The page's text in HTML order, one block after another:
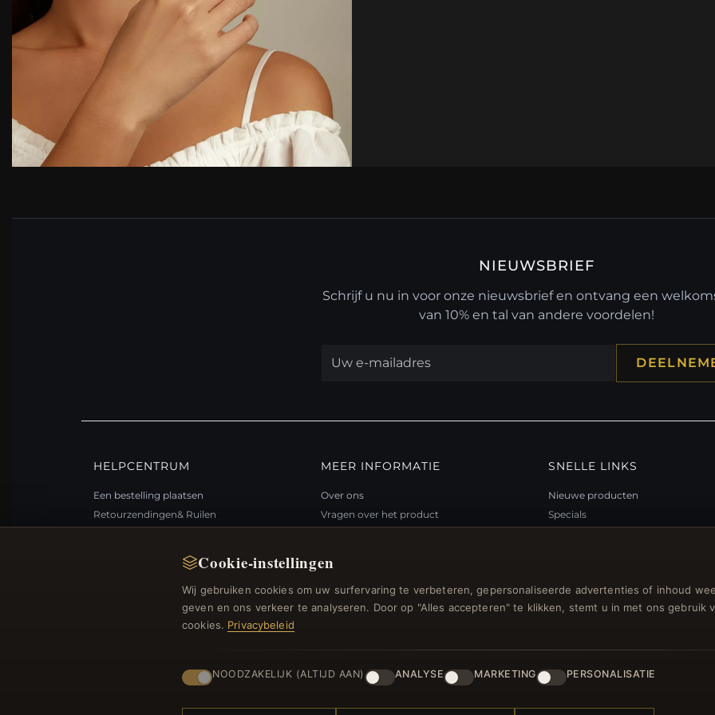
Cookie-instellingen
Wij gebruiken cookies om uw surfervaring te verbeteren, gepersonaliseerde advertenties of inhoud
geven en ons verkeer te analyseren. Door op "Alles accepteren" te klikken, stemt u in met ons gebruik
cookies. Privacybeleid
NOODZAKELIJK (ALTIJD AAN) ANALYSE MARKETING PERSONALISATIE
NIEUWSBRIEF
Schrijf u nu in voor onze nieuwsbrief en ontvang een
van 10% en tal van andere voordelen!
HELPCENTRUM
Een bestelling plaatsen
Retourzendingen& Ruilen
Betalingsmogelijkheden
Mijn account& Beloningen
Neem contact met ons op
MEER INFORMATIE
Over ons
Vragen over het product
Cadeaubon FAQ
Kortingsbonnen
Afmelden voor nieuwsbrief
SNELLE LINKS
Nieuwe producten
Specials